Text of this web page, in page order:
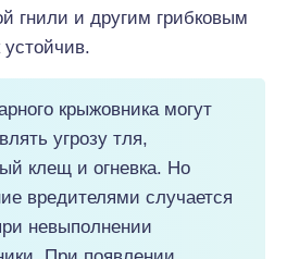
гнили и другим грибковым
крыжовника могут
угрозу тля,
клещ и огневка. Но
вредителями случается
невыполнении